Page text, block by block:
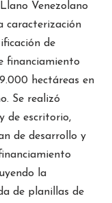
Venezolano
caracterización
de
financiamiento
hectáreas en
Se realizó
de escritorio,
de desarrollo y
la
de planillas de